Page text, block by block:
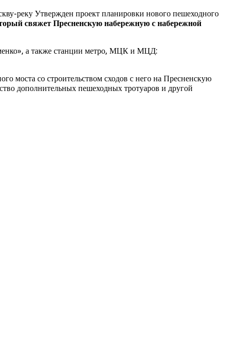
реку Утвержден проект планировки нового пешеходного
свяжет Пресненскую набережную с набережной
а также станции метро, МЦК и МЦД:
моста со строительством сходов с него на Пресненскую
дополнительных пешеходных тротуаров и другой